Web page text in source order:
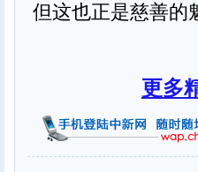
但这也正是慈善的
更多